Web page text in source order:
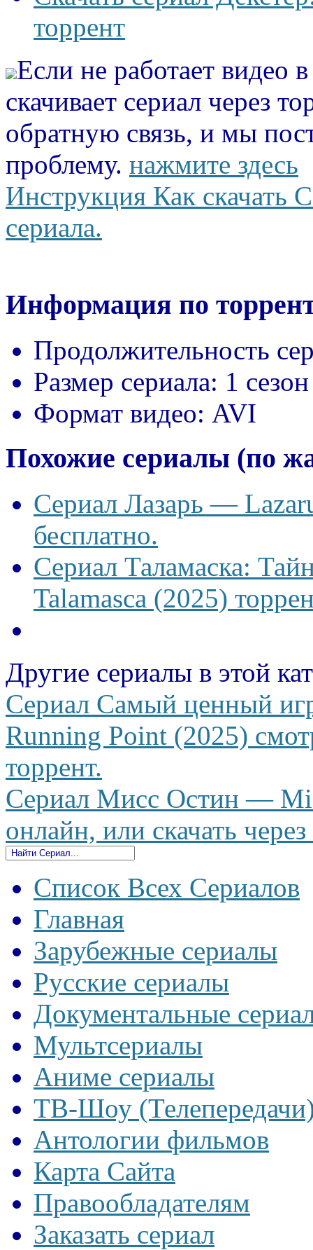
торрент
Если не работает видео
скачивает сериал через
обратную связь, и мы
проблему. нажмите здесь
Инструкция Как скачать
сериала.
Информация по
Продолжительность
Размер сериала: 1
Формат видео: AVI
Похожие сериалы (по
Сериал Лазарь —
бесплатно.
Сериал Таламаска:
Talamasca (2025)
Другие сериалы в этой
Сериал Самый ценный
Running Point (2025)
торрент.
Сериал Мисс Остин —
онлайн, или скачать
Список Всех Сериалов
Главная
Зарубежные сериалы
Русские сериалы
Документальные
Мультсериалы
Аниме сериалы
ТВ-Шоу
Антологии фильмов
Карта Сайта
Правообладателям
Заказать сериал